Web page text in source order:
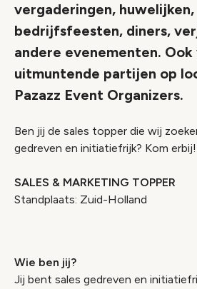
vergaderingen, huwelijken,
bedrijfsfeesten, diners,
andere evenementen.
uitmuntende partijen op
Pazazz Event Organizers.
Ben jij de sales topper die wij
gedreven en initiatiefrijk? Kom erbij!
SALES & MARKETING TOPPER
Standplaats: Zuid-Holland
Wie ben jij?
Jij bent sales gedreven en